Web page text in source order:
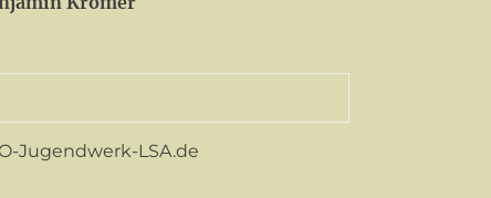
Jugendwerk-LSA.de